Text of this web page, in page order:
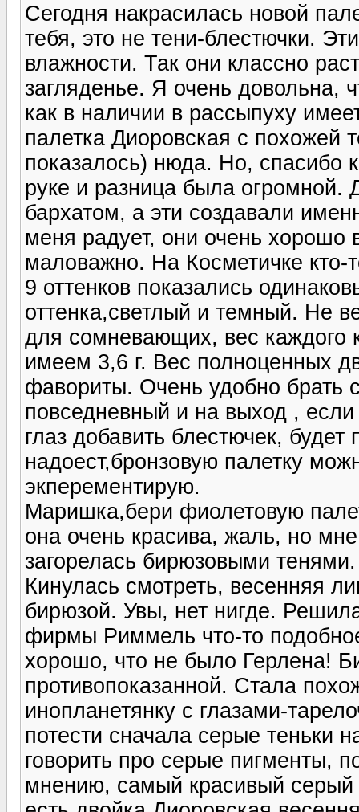
Сегодня накрасилась новой
тебя, это не тени-блестючки.
влажности. Так они классно
загляденье. Я очень довольна,
как в наличии в рассыпуху
палетка Диоровская с похожей
показалось) нюда. Но, спасибо
руке и разница была огромной.
бархатом, а эти создавали
меня радует, они очень хорошо
маловажно. На Косметичке
9 оттенков показались
оттенка,светлый и темный. Не
для сомневающих, вес каждого
имеем 3,6 г. Вес полноценных
фавориты. Очень удобно брать
повседневный и на выход ,
глаз добавить блестючек,
надоест,бронзовую палетку
экперементирую.
Маришка,бери фиолетовую
она очень красива, жаль, но
загорелась бирюзовыми
Кинулась смотреть, весенняя
бирюзой. Увы, нет нигде.
фирмы Риммель что-то
хорошо, что не было Герлена!
противопоказанной. Стала
инопланетянку с глазами-
потести сначала серые теньки
говорить про серые пигменты,
мнению, самый красивый